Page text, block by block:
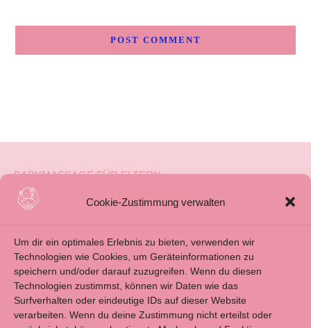
Cookie-Zustimmung verwalten
Um dir ein optimales Erlebnis zu bieten, verwenden wir
Technologien wie Cookies, um Geräteinformationen zu
speichern und/oder darauf zuzugreifen. Wenn du diesen
Technologien zustimmst, können wir Daten wie das
Surfverhalten oder eindeutige IDs auf dieser Website
verarbeiten. Wenn du deine Zustimmung nicht erteilst oder
BABYMASSAGE FÜR ELTERN
BABYMASSAGE FÜR FAMILIENBEGLEITUNG
BLOG
KONTAKT
IMPRESSUM
ALLGEMEINE GESCHÄFTSBEDINGUNGEN